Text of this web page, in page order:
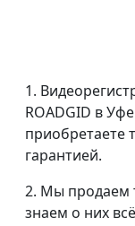
1.
ROADGID в
приобретаете
гарантией.
2. Мы продаем
знаем о них